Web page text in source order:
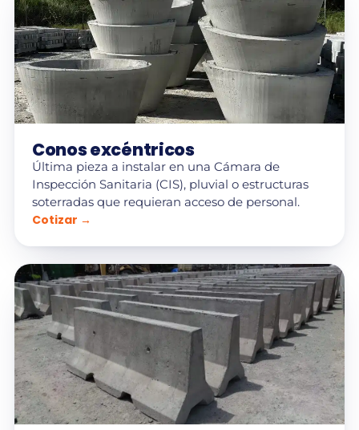
Conos excéntricos
Última pieza a instalar en una Cámara de
Inspección Sanitaria (CIS), pluvial o estructuras
soterradas que requieran acceso de personal.
Cotizar →